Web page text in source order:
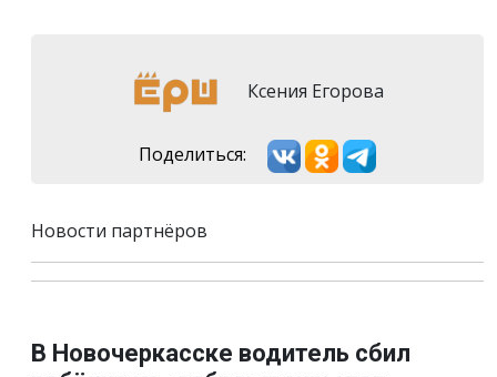
Ксения Егорова
Поделиться:
Новости партнёров
В Новочеркасске водитель сбил